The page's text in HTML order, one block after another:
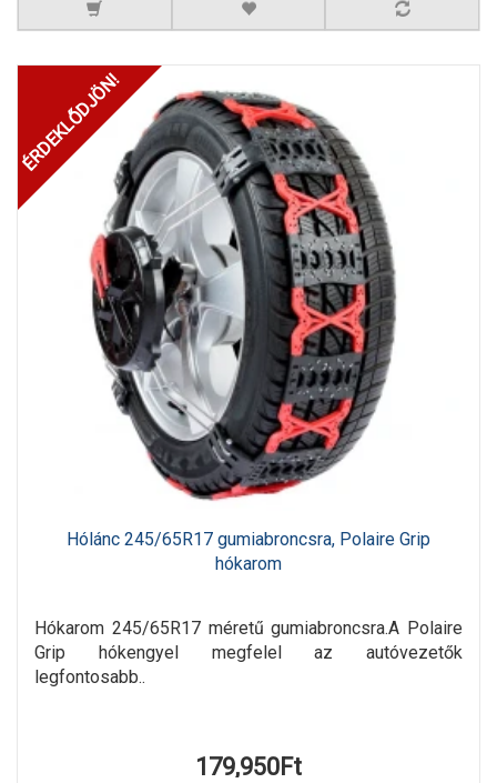
ÉRDEKLŐDJÖN!
Hólánc 245/65R17 gumiabroncsra, Polaire Grip
hókarom
Hókarom 245/65R17 méretű gumiabroncsra.A Polaire
Grip hókengyel megfelel az autóvezetők
legfontosabb..
179,950Ft